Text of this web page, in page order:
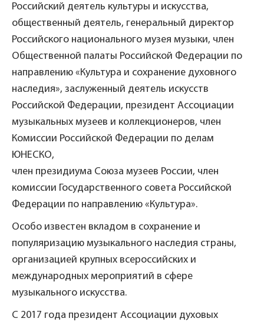
Российский деятель культуры и искусства,
общественный деятель, генеральный директор
Российского национального музея музыки, член
Общественной палаты Российской Федерации по
направлению «Культура и сохранение духовного
наследия», заслуженный деятель искусств
Российской Федерации, президент Ассоциации
музыкальных музеев и коллекционеров, член
Комиссии Российской Федерации по делам
ЮНЕСКО,
член президиума Союза музеев России, член
комиссии Государственного совета Российской
Федерации по направлению «Культура».
Особо известен вкладом в сохранение и
популяризацию музыкального наследия страны,
организацией крупных всероссийских и
международных мероприятий в сфере
музыкального искусства.
С 2017 года президент Ассоциации духовых